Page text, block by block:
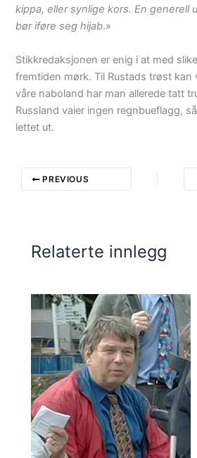
kippa, eller synlige kors. En generell
bør iføre seg hijab.»
Stikkredaksjonen er enig i at med
fremtiden mørk. Til Rustads trøst kan
våre naboland har man allerede tatt
Russland vaier ingen regnbueflagg,
lettet ut.
PREVIOUS
Relaterte innlegg